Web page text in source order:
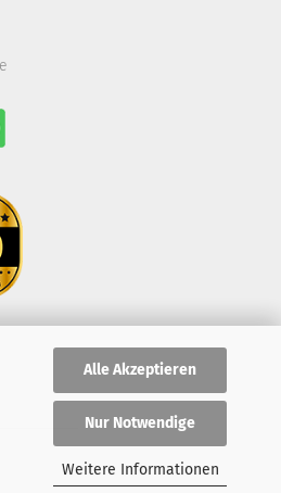
Alle Akzeptieren
Nur Notwendige
Weitere Informationen